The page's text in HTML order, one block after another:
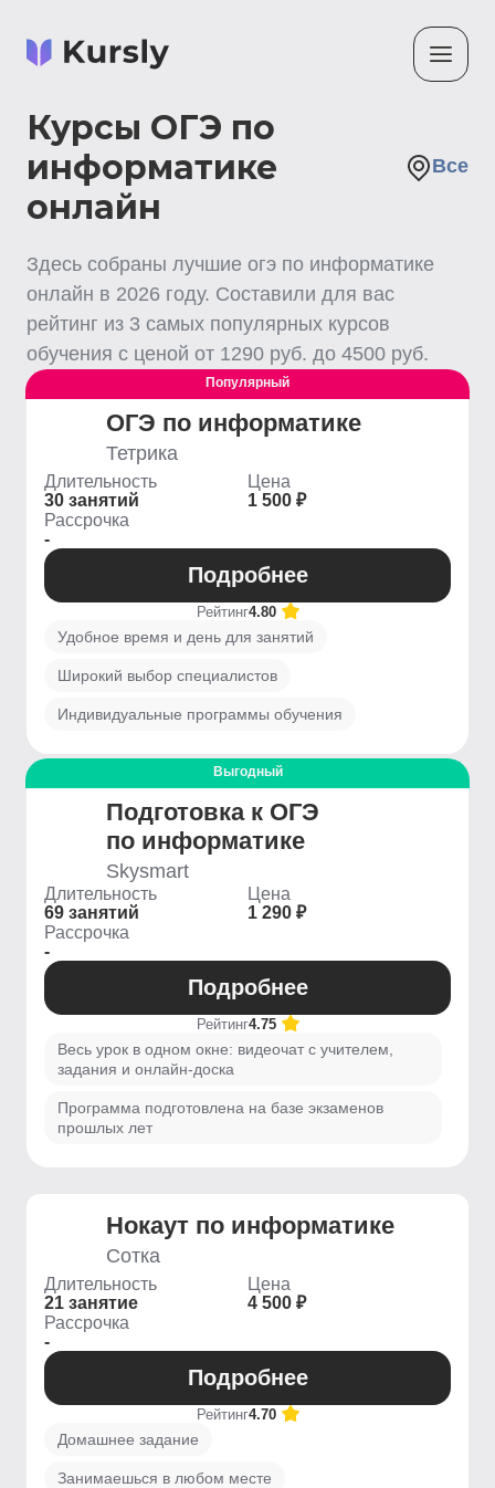
Курсы ОГЭ по
информатике
онлайн
Все
Здесь собраны лучшие огэ по информатике
онлайн в 2026 году. Составили для вас
рейтинг из 3 самых популярных курсов
обучения с ценой от 1290 руб. до 4500 руб.
Популярный
ОГЭ по информатике
Тетрика
Длительность
30 занятий
Цена
1 500 ₽
Рассрочка
-
Подробнее
Рейтинг4.80
Удобное время и день для занятий
Широкий выбор специалистов
Индивидуальные программы обучения
Выгодный
Подготовка к OГЭ
по информатике
Skysmart
Длительность
69 занятий
Цена
1 290 ₽
Рассрочка
-
Подробнее
Рейтинг4.75
Весь урок в одном окне: видеочат с учителем,
задания и онлайн-доска
Программа подготовлена на базе экзаменов
прошлых лет
Нокаут по информатике
Сотка
Длительность
21 занятие
Цена
4 500 ₽
Рассрочка
-
Подробнее
Рейтинг4.70
Домашнее задание
Занимаешься в любом месте